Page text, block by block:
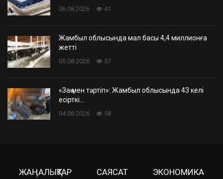
06.08.2026 41
Жамбыл облысында мал басы 4,4 миллионға
жетті
05.08.2026 57
«Заң мен тәртіп»: Жамбыл облысында 43 келі
есірткі…
04.08.2026 58
ЖАҢАЛЫҚТАР САЯСАТ ЭКОНОМИКА